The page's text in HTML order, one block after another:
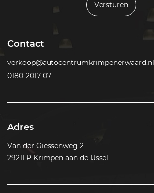
Versturen
Contact
verkoop@autocentrumkrimpenerwaard.nl
0180-2017 07
Adres
Van der Giessenweg 2
2921LP Krimpen aan de IJssel